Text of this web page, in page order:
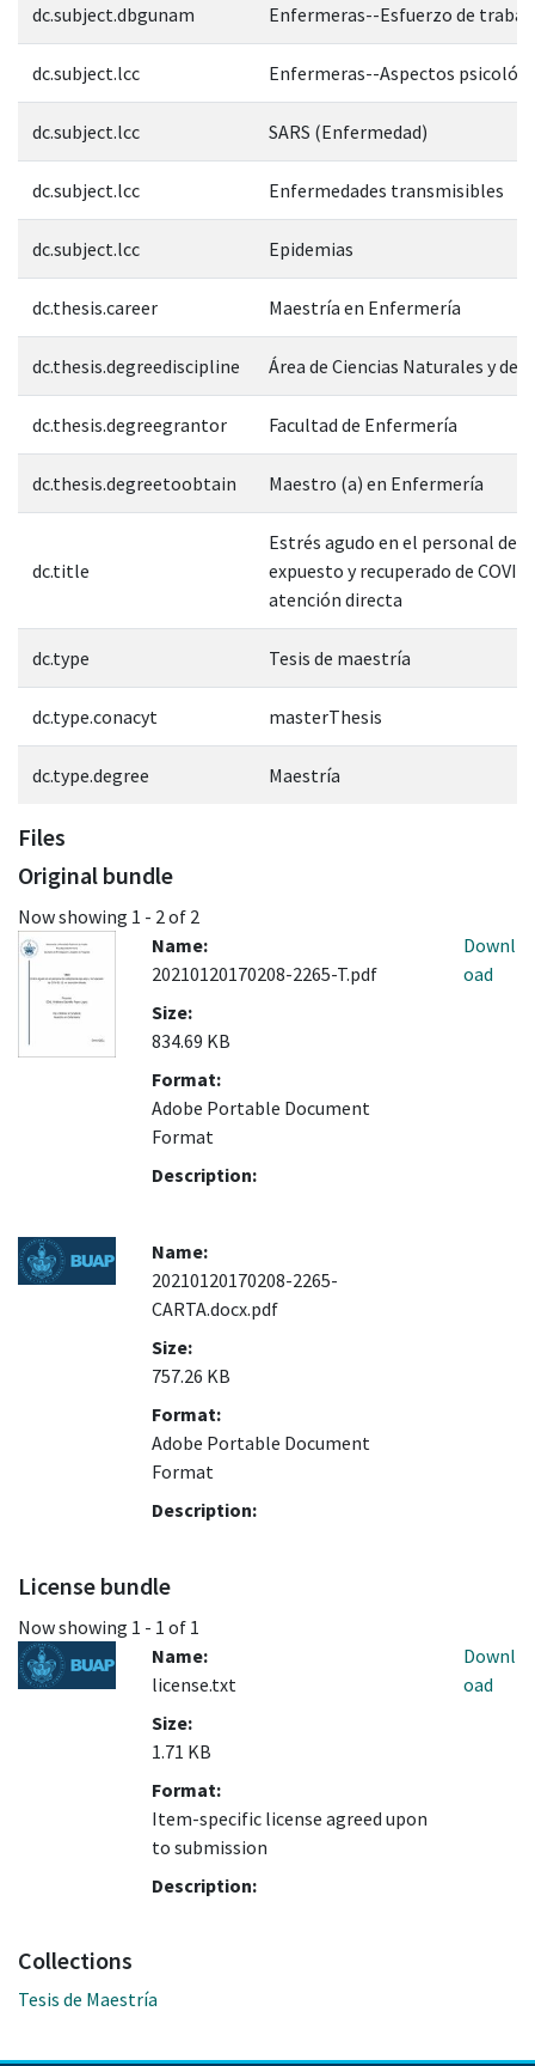
dc.subject.dbgunam Enfermeras--Esfuerzo de
dc.subject.lcc Enfermeras--Aspectos
dc.subject.lcc SARS (Enfermedad)
dc.subject.lcc Enfermedades transmisibles
dc.subject.lcc Epidemias
dc.thesis.career Maestría en Enfermería
dc.thesis.degreediscipline Área de Ciencias Naturales y de
dc.thesis.degreegrantor Facultad de Enfermería
dc.thesis.degreetoobtain Maestro (a) en Enfermería
dc.title
Estrés agudo en el personal de
expuesto y recuperado de
atención directa
dc.type Tesis de maestría
dc.type.conacyt masterThesis
dc.type.degree Maestría
Files
Original bundle
Now showing 1 - 2 of 2
Name:
20210120170208-2265-T.pdf
Size:
834.69 KB
Format:
Adobe Portable Document
Format
Description:
Downl
oad
Name:
20210120170208-2265-
CARTA.docx.pdf
Size:
757.26 KB
Format:
Adobe Portable Document
Format
Description:
License bundle
Now showing 1 - 1 of 1
Name:
license.txt
Size:
1.71 KB
Format:
Item-specific license agreed upon
to submission
Description:
Downl
oad
Collections
Tesis de Maestría